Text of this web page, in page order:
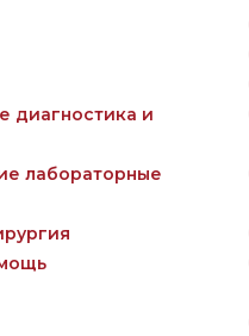
диагностика и
лабораторные